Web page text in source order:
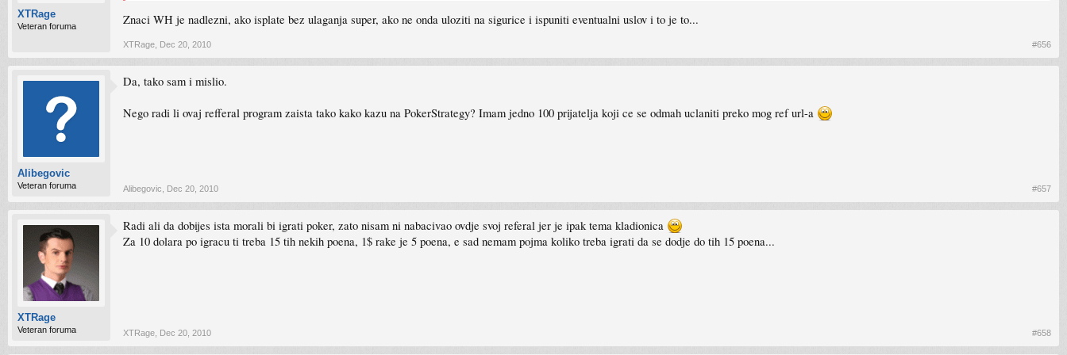
XTRage
Veteran foruma Znaci WH je nadlezni, ako isplate bez ulaganja super, ako ne onda uloziti na sigurice i ispuniti eventualni uslov i to je to...
XTRage Dec 20, 2010 #656
Alibegovic
Veteran foruma
Da, tako sam i mislio.
Nego radi li ovaj refferal program zaista tako kako kazu na PokerStrategy? Imam jedno 100 prijatelja koji ce se odmah uclaniti preko mog ref url-a
Alibegovic Dec 20, 2010 #657
XTRage
Veteran foruma
Radi ali da dobijes ista morali bi igrati poker, zato nisam ni nabacivao ovdje svoj referal jer je ipak tema kladionica
Za 10 dolara po igracu ti treba 15 tih nekih poena, 1$ rake je 5 poena, e sad nemam pojma koliko treba igrati da se dodje do tih 15 poena...
XTRage Dec 20, 2010 #658